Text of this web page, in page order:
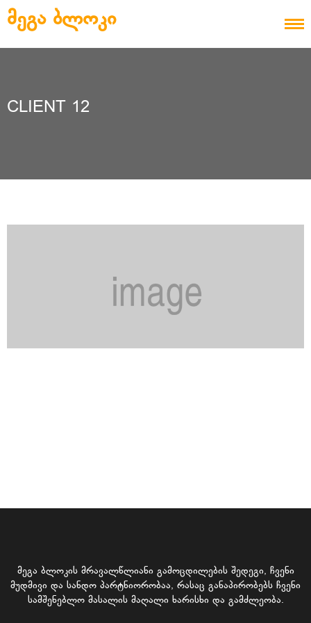
Skip to content
ᲛᲔᲒᲐ ᲑᲚᲝᲙᲘ
CLIENT 12
მეგა ბლოკის მრავალწლიანი გამოცდილების შედეგი, ჩვენი
მუდმივი და სანდო პარტნიორობაა, რასაც განაპირობებს ჩვენი
სამშენებლო მასალის მაღალი ხარისხი და გამძლეობა.